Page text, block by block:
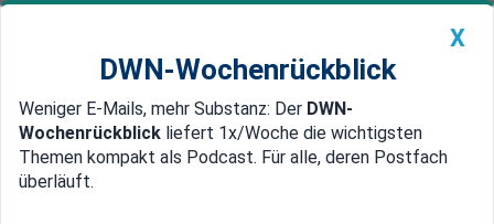
Newsticker MEIN DWN: Geldanlage Premium
Edelmetalle DWN-Magazin China
X
DWN-Wochenrückblick
Weniger E-Mails, mehr Substanz: Der DWN-
Wochenrückblick liefert 1x/Woche die wichtigsten
Themen kompakt als Podcast. Für alle, deren Postfach
überläuft.